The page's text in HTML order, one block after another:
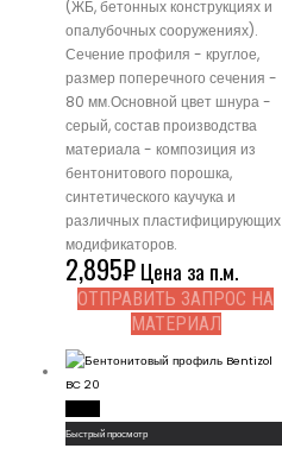
(ЖБ, бетонных конструкциях и
опалубочных сооружениях).
Сечение профиля - круглое,
размер поперечного сечения -
80 мм.Основной цвет шнура -
серый, состав производства
материала - композиция из
бентонитового порошка,
синтетического каучука и
различных пластифицирующих
модификаторов.
2,895₽Цена за п.м.
ОТПРАВИТЬ ЗАПРОС НА
МАТЕРИАЛ
Быстрый просмотр